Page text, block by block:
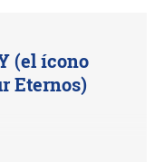
(el ícono
Eternos)